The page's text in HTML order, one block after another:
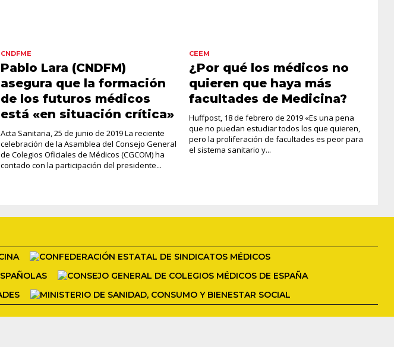
CNDFME
Pablo Lara (CNDFM)
asegura que la formación
de los futuros médicos
está «en situación crítica»
Acta Sanitaria, 25 de junio de 2019 La reciente
celebración de la Asamblea del Consejo General
de Colegios Oficiales de Médicos (CGCOM) ha
contado con la participación del presidente...
CEEM
¿Por qué los médicos no
quieren que haya más
facultades de Medicina?
Huffpost, 18 de febrero de 2019 «Es una pena
que no puedan estudiar todos los que quieren,
pero la proliferación de facultades es peor para
el sistema sanitario y...